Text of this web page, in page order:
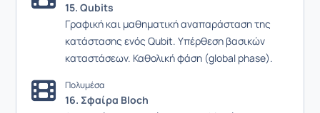
15. Qubits
Γραφική και μαθηματική αναπαράσταση της
κατάστασης ενός Qubit. Υπέρθεση βασικών
καταστάσεων. Καθολική φάση (global phase).
Πολυμέσα
16. Σφαίρα Bloch